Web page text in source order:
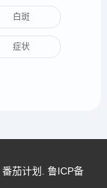
白斑
症状
番茄计划
鲁ICP备